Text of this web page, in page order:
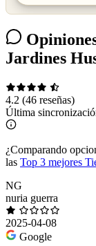
Jardines
4.2 (46 reseñas)
Última
¿Comparando
las Top 3 mejores
NG
nuria guerra
2025-04-08
Google